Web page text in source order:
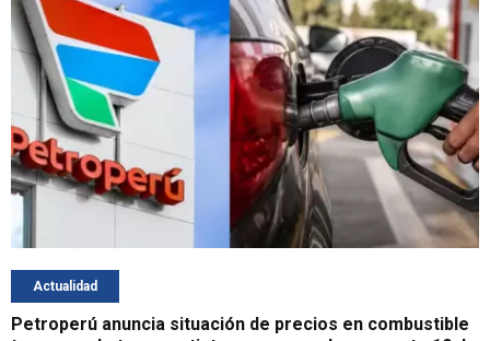
Actualidad
Petroperú anuncia situación de precios en combustible